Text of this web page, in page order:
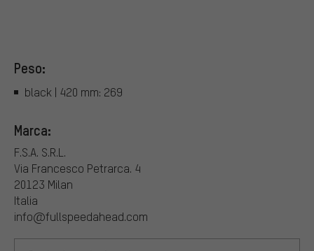
Peso:
black | 420 mm: 269
Marca:
F.S.A. S.R.L.
Via Francesco Petrarca. 4
20123 Milan
Italia
info@fullspeedahead.com